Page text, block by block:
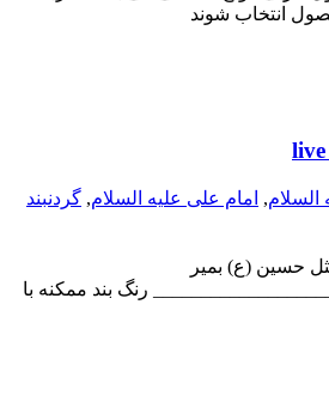
انتخاب شوند
السلام, امام علی علیه السلام, گردنبند
حسین (ع) بمیر
رنگ بند ممکنه با